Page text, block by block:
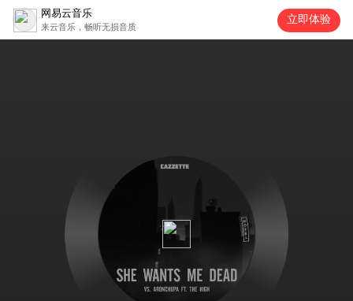
网易云音乐
来云音乐，畅听无损音质
立即体验